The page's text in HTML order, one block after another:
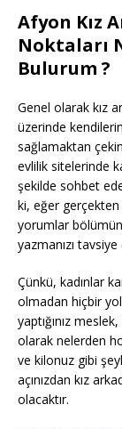
Afyon Kız
Noktaları
Bulurum ?
Genel olarak kız
üzerinde
sağlamaktan
evlilik sitelerinde
şekilde sohbet
ki, eğer gerçekten
yorumlar
yazmanızı
Çünkü, kadınlar
olmadan hiçbir
yaptığınız
olarak nelerden
ve kilonuz gibi
açınızdan kız
olacaktır.